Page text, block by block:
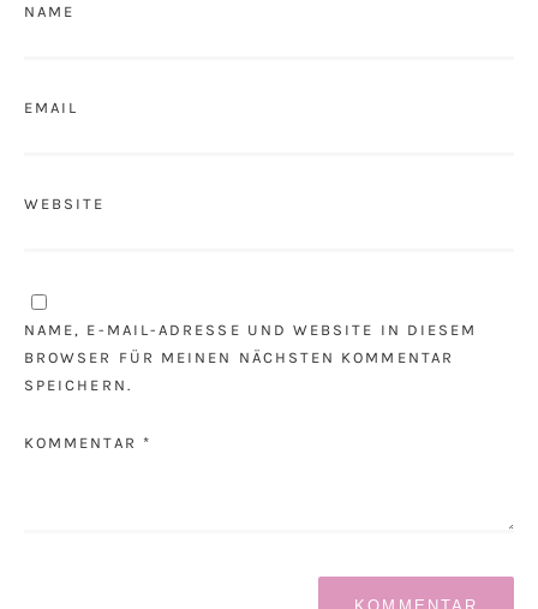
NAME
EMAIL
WEBSITE
NAME, E-MAIL-ADRESSE UND WEBSITE IN DIESEM
BROWSER FÜR MEINEN NÄCHSTEN KOMMENTAR
SPEICHERN.
KOMMENTAR *